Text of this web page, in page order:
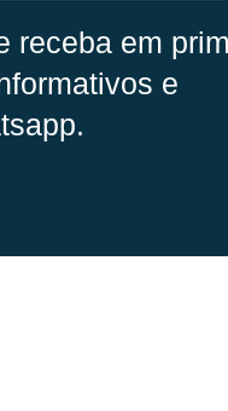
receba em
e